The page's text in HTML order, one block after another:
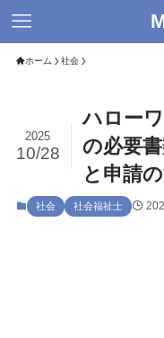
ホーム 社会
ハロー
の必要
と申請
2025
10/28
社会 社会福祉士